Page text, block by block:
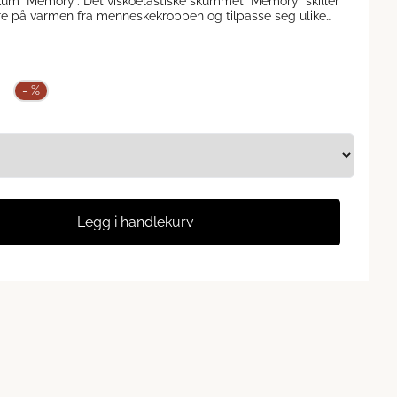
på varmen fra menneskekroppen og tilpasse seg ulike
foam materialet er temperaturfølsomt. I et kjølig rom blir
fyllet vil mykne ved varmere temperaturer eller når
vil endre sin form på grunn
konturer og former. Tyngden fra kroppen gjør
kroppen og gi god støtte.
- %